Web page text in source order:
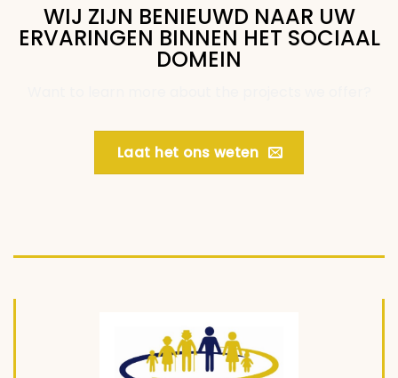
WIJ ZIJN BENIEUWD NAAR UW
ERVARINGEN BINNEN HET SOCIAAL
DOMEIN
Laat het ons weten